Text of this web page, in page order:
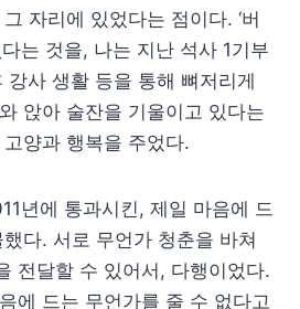
자리에 있었다는 점이다. ‘버
는 것을, 나는 지난 석사 1기부
사 생활 등을 통해 뼈저리게
앉아 술잔을 기울이고 있다는
양과 행복을 주었다.
년에 통과시킨, 제일 마음에 드
다. 서로 무언가 청춘을 바쳐
전달할 수 있어서, 다행이었다.
에 드는 무언가를 줄 수 없다고